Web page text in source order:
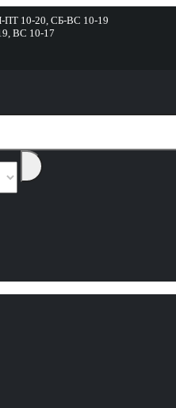
ПТ 10-20, СБ-ВС 10-19
ВС 10-17